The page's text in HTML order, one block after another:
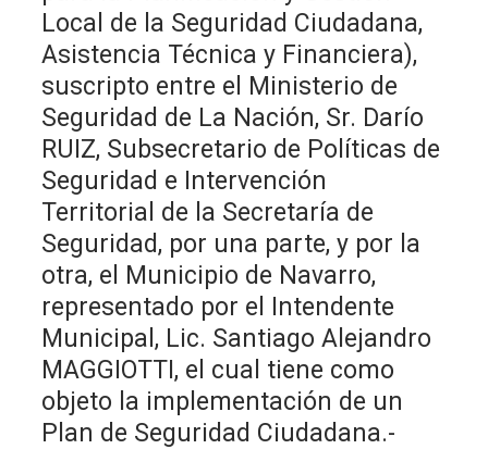
Local de la Seguridad Ciudadana,
Asistencia Técnica y Financiera),
suscripto entre el Ministerio de
Seguridad de La Nación, Sr. Darío
RUIZ, Subsecretario de Políticas de
Seguridad e Intervención
Territorial de la Secretaría de
Seguridad, por una parte, y por la
otra, el Municipio de Navarro,
representado por el Intendente
Municipal, Lic. Santiago Alejandro
MAGGIOTTI, el cual tiene como
objeto la implementación de un
Plan de Seguridad Ciudadana.-